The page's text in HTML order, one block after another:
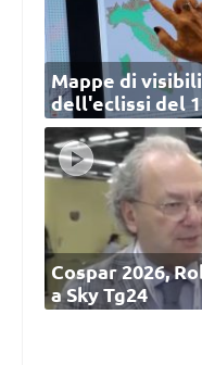
Mappe di
dell'eclissi del
Cospar 2026,
a Sky Tg24